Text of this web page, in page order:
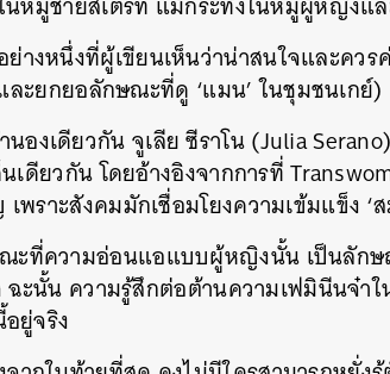
ย่างหนึ่งที่ผู้เขียนเห็นว่าน่าสนใจและคว
ละยกยอลักษณะที่ดู ‘แมน’ ในชุมชนเกย์)
นองเดียวกัน จูเลีย ซีราโน (Julia
เดียวกัน โดยอ้างอิงจากการที่
พราะสังคมมักเชื่อมโยงความเข้มแข็ง
ะที่ความอ่อนแอแบบผู้หญิงนั้น เป็นลักษ
ฉะนั้น ความรู้สึกต่อต้านความเฟมินีนจ๋า
ยู่จริง